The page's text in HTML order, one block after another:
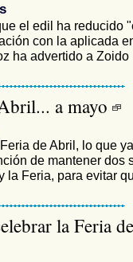
el edil ha reducido
con la aplicada
ha advertido a Zoido
a mayo
de Abril, lo que
de mantener dos
la Feria, para evitar
la Feria